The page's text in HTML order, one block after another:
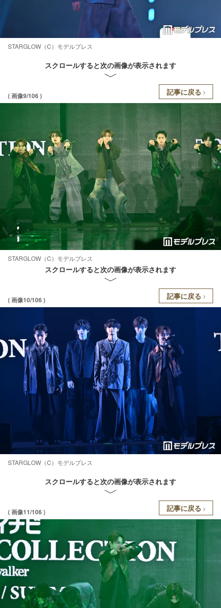
STARGLOW（C）モデルプレス
スクロールすると次の画像が表示されます
( 画像9/106 ) 記事に戻る
STARGLOW（C）モデルプレス
スクロールすると次の画像が表示されます
( 画像10/106 ) 記事に戻る
STARGLOW（C）モデルプレス
スクロールすると次の画像が表示されます
( 画像11/106 ) 記事に戻る